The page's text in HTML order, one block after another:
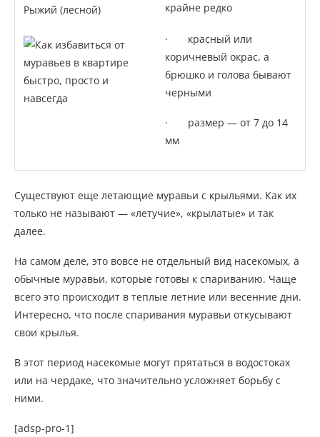
Рыжий (лесной)
крайне редко
· красный или
коричневый окрас, а
брюшко и голова бывают
черными
· размер — от 7 до 14
мм
Существуют еще летающие муравьи с крыльями. Как их
только не называют — «летучие», «крылатые» и так
далее.
На самом деле, это вовсе не отдельный вид насекомых, а
обычные муравьи, которые готовы к спариванию. Чаще
всего это происходит в теплые летние или весенние дни.
Интересно, что после спаривания муравьи откусывают
свои крылья.
В этот период насекомые могут прятаться в водостоках
или на чердаке, что значительно усложняет борьбу с
ними.
[adsp-pro-1]